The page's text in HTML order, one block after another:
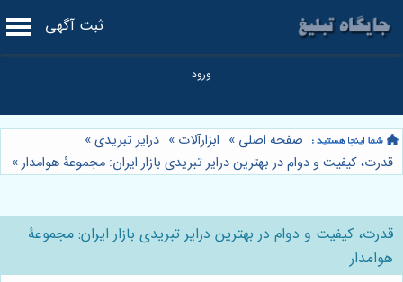
ثبت آگهی
صفحه اصلی » ابزارآلات » درایر تبریدی»
قدرت، کیفیت و دوام در بهترین درایر تبریدی بازار ایران: مجموعۀ هوامدار»
قدرت، کیفیت و دوام در بهترین درایر تبریدی بازار ایران: مجموعۀ
هوامدار